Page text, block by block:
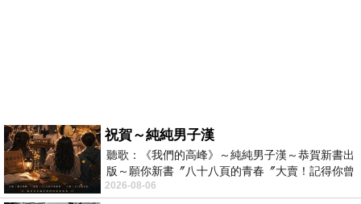
祝賀～純純男子漢
聽歌：《我們的高峰》～純純男子漢～恭賀新書出
版～願你新書〞八十八頁的青春〞大賣！記得你曾
經在我的版留言…「好讚的圖^^感覺大家
2026-08-06